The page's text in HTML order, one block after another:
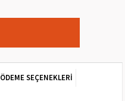
ÖDEME SEÇENEKLERI